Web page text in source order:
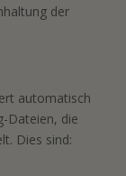
der
automatisch
Dateien, die
Dies sind: